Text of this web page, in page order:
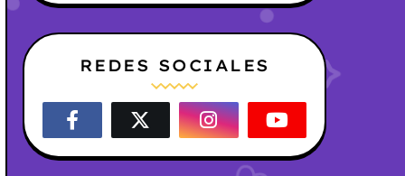
REDES SOCIALES